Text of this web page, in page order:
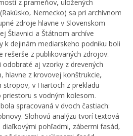
z prameňov, uložených
Nemecko) sa pri archívnom
zdroje hlavne v Slovenskom
Štiavnici a Štátnom archíve
k dejinám mediarskeho podniku boli
rešerše z publikovaných zdrojov.
aj vzorky z drevených
hlavne z krovovej konštrukcie,
v Hiartoch z prekladu
s vodným kolesom.
spracovaná v dvoch častiach:
Slohovú analýzu tvorí textová
pohľadmi, zábermi fasád,